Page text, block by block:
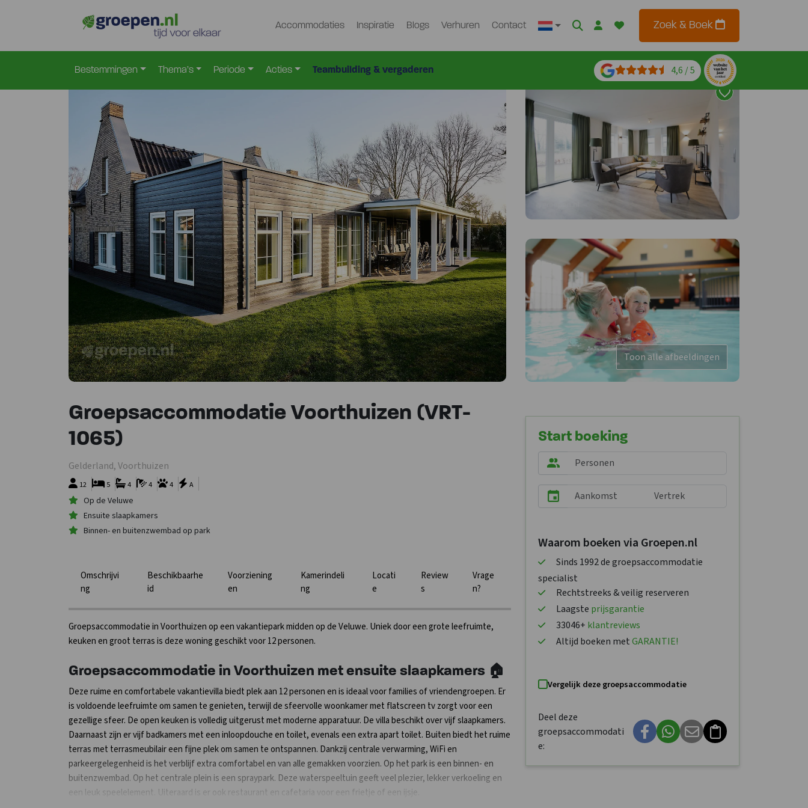
Accommodaties Inspiratie Blogs Verhuren Contact Zoek & Boek
Bestemmingen Thema’s Periode Acties Teambuilding & vergaderen 4,6 / 5
Toon alle afbeeldingen
Groepsaccommodatie Voorthuizen (VRT-
1065)
Gelderland, Voorthuizen
12 4
4
4 A
5
Op de Veluwe
Ensuite slaapkamers
Binnen- en buitenzwembad op park
Omschrijvi
ng
Beschikbaarhe
id
Voorziening
en
Kamerindeli
ng
Locati
e
Review
s
Vrage
n?
Groepsaccommodatie in Voorthuizen op een vakantiepark midden op de Veluwe. Uniek door een grote leefruimte,
keuken en groot terras is deze woning geschikt voor 12 personen.
Groepsaccommodatie in Voorthuizen met ensuite slaapkamers 🏠
Deze ruime en comfortabele vakantievilla biedt plek aan 12 personen en is ideaal voor families of vriendengroepen. Er
is voldoende leefruimte om samen te genieten, terwijl de sfeervolle woonkamer met flatscreen tv zorgt voor een
gezellige sfeer. De open keuken is volledig uitgerust met moderne apparatuur. De villa beschikt over vijf slaapkamers.
Daarnaast zijn er vijf badkamers met een inloopdouche en toilet, evenals een extra apart toilet. Buiten biedt het ruime
terras met terrasmeubilair een fijne plek om samen te ontspannen. Dankzij centrale verwarming, WiFi en
parkeergelegenheid is het verblijf extra comfortabel en van alle gemakken voorzien. Op het park is een binnen- en
buitenzwembad. Op het centrale plein is een spraypark. Deze waterspeeltuin geeft veel plezier, lekker verkoeling en
een leuk speelelement. Uiteraard is er ook restaurant en cafetaria voor een frietje of een ijsje.
Start boeking
Waarom boeken via Groepen.nl
Sinds 1992 de groepsaccommodatie
specialist
Rechtstreeks & veilig reserveren
Laagste prijsgarantie
33046+ klantreviews
Altijd boeken metGARANTIE!
Vergelijk deze groepsaccommodatie
Deel deze
groepsaccommodati
e: